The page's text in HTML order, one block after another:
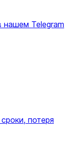
нашем Telegram
потеря